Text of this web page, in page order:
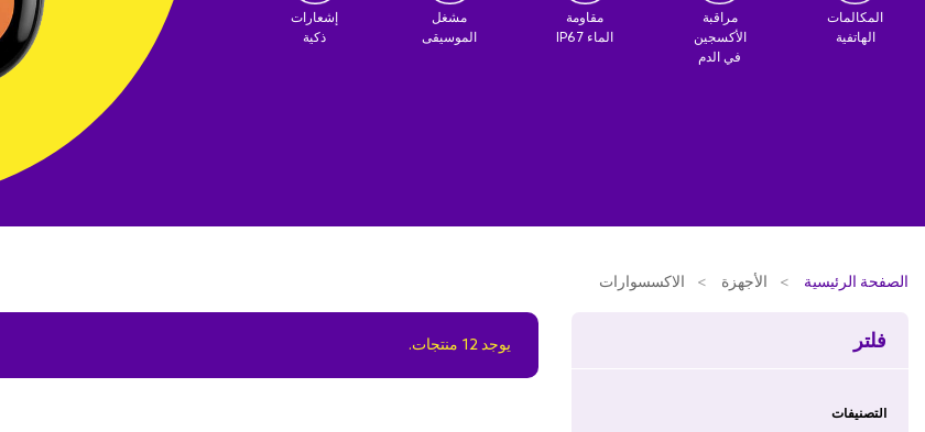
المكالمات
الهاتفية
مراقبة
الأكسجين
في الدم
مقاومة
الماء IP67
مشغل
الموسيقى
إشعارات
ذكية
الصفحة الرئيسية الأجهزة الاكسسوارات
فلتر
التصنيفات
يوجد 12 منتجات.